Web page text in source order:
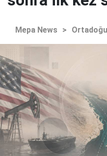
Mepa News > Ortadoğu